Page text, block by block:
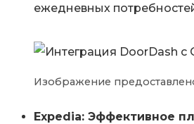
ежедневных
Изображение
Expedia: Эффективное